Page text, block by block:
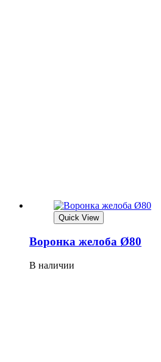
Quick View
Воронка желоба Ø80
В наличии